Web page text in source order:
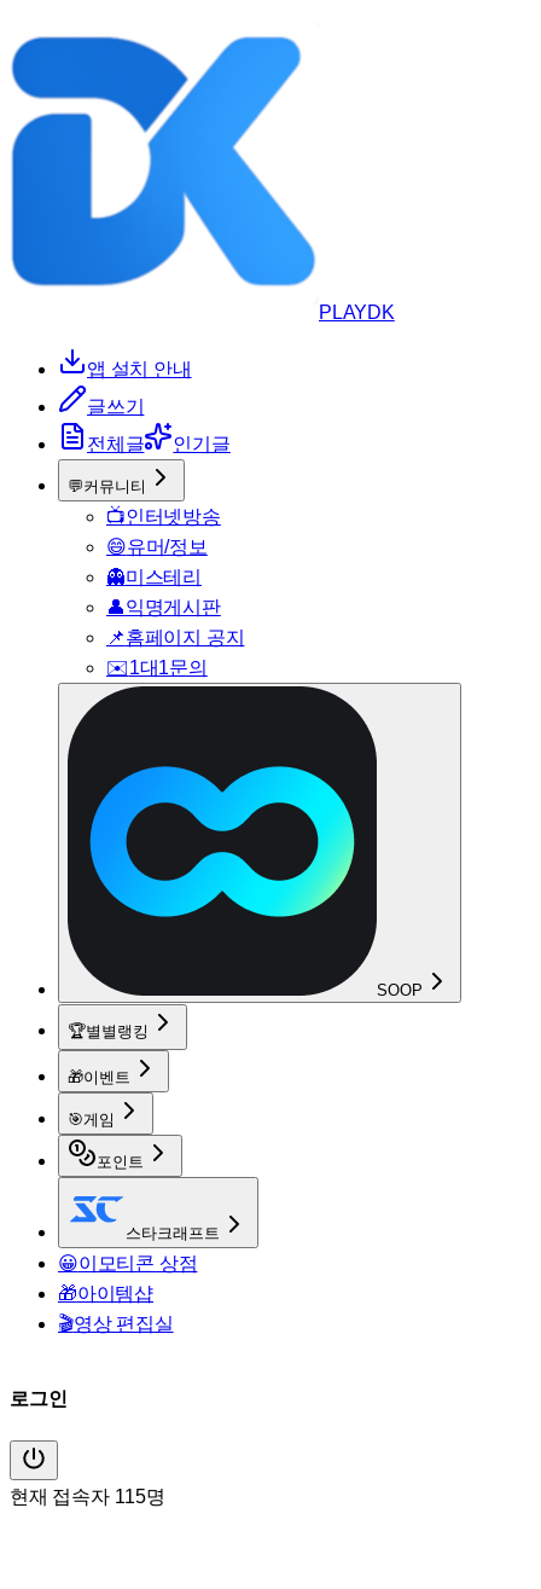
PLAYDK
앱 설치 안내
글쓰기
전체글
인기글
💬커뮤니티
📺인터넷방송
😄유머/정보
👻미스테리
👤익명게시판
📌홈페이지 공지
✉️1대1문의
SOOP
🏆별별랭킹
🎁이벤트
🎯게임
포인트
스타크래프트
😀이모티콘 상점
🎁아이템샵
🎬영상 편집실
로그인
현재 접속자 115명